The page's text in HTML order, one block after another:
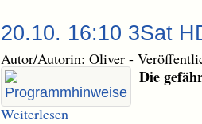
20.10. 16:10 3Sat
Autor/Autorin: Oliver -
Die
Weiterlesen